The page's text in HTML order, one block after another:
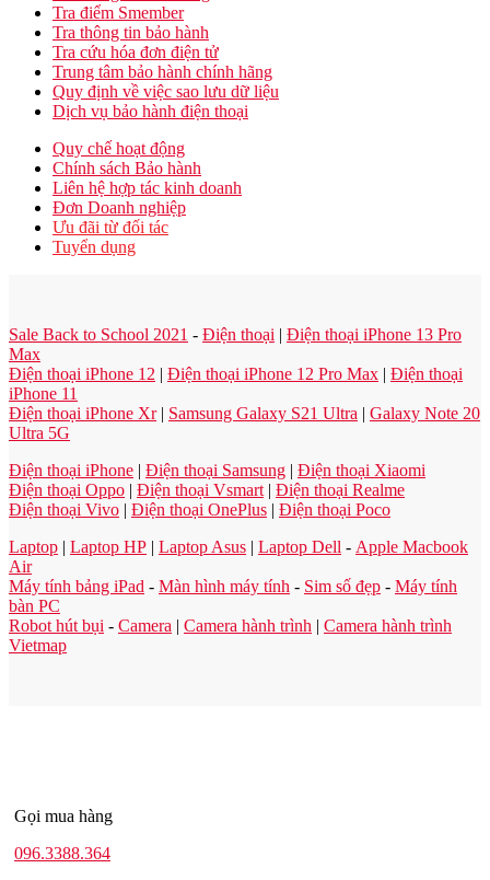
Tra điểm Smember
Tra thông tin bảo hành
Tra cứu hóa đơn điện tử
Trung tâm bảo hành chính hãng
Quy định về việc sao lưu dữ liệu
Dịch vụ bảo hành điện thoại
Quy chế hoạt động
Chính sách Bảo hành
Liên hệ hợp tác kinh doanh
Đơn Doanh nghiệp
Ưu đãi từ đối tác
Tuyển dụng
Sale Back to School 2021 - Điện thoại | Điện thoại iPhone 13 Pro
Max
Điện thoại iPhone 12 | Điện thoại iPhone 12 Pro Max | Điện thoại
iPhone 11
Điện thoại iPhone Xr| Samsung Galaxy S21 Ultra | Galaxy Note 20
Ultra 5G
Điện thoại iPhone | Điện thoại Samsung | Điện thoại Xiaomi
Điện thoại Oppo | Điện thoại Vsmart | Điện thoại Realme
Điện thoại Vivo | Điện thoại OnePlus | Điện thoại Poco
Laptop | Laptop HP | Laptop Asus | Laptop Dell - Apple Macbook
Air
Máy tính bảng iPad - Màn hình máy tính - Sim số đẹp - Máy tính
bàn PC
Robot hút bụi - Camera | Camera hành trình | Camera hành trình
Vietmap
Gọi mua hàng
096.3388.364